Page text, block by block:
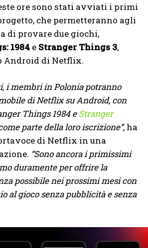
ore sono stati avviati i primi
che permetteranno agli
di provare due giochi,
1984 e Stranger Things 3,
Android di Netflix.
i membri in Polonia potranno
di Netflix su Android, con
Things 1984 eStranger
parte della loro iscrizione”, ha
di Netflix in una
“Sono ancora i primissimi
duramente per offrire la
possibile nei prossimi mesi con
al gioco senza pubblicità e senza